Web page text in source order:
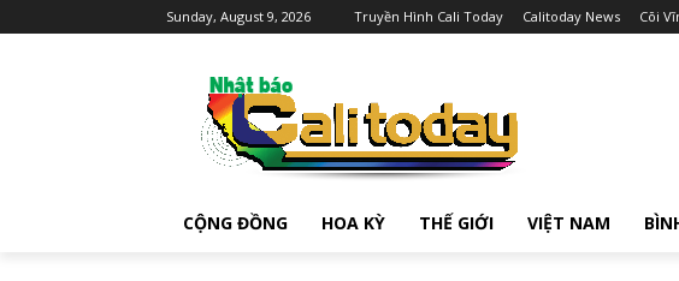
Sunday, August 9, 2026 Truyền Hình Cali Today Calitoday News Cõi
CỘNG ĐỒNG HOA KỲ THẾ GIỚI VIỆT NAM